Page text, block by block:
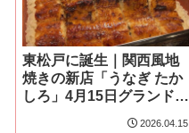
東松戸に誕生｜関西風地
焼きの新店「うなぎ たか
しろ」4月15日グランドオ
2026.04.15